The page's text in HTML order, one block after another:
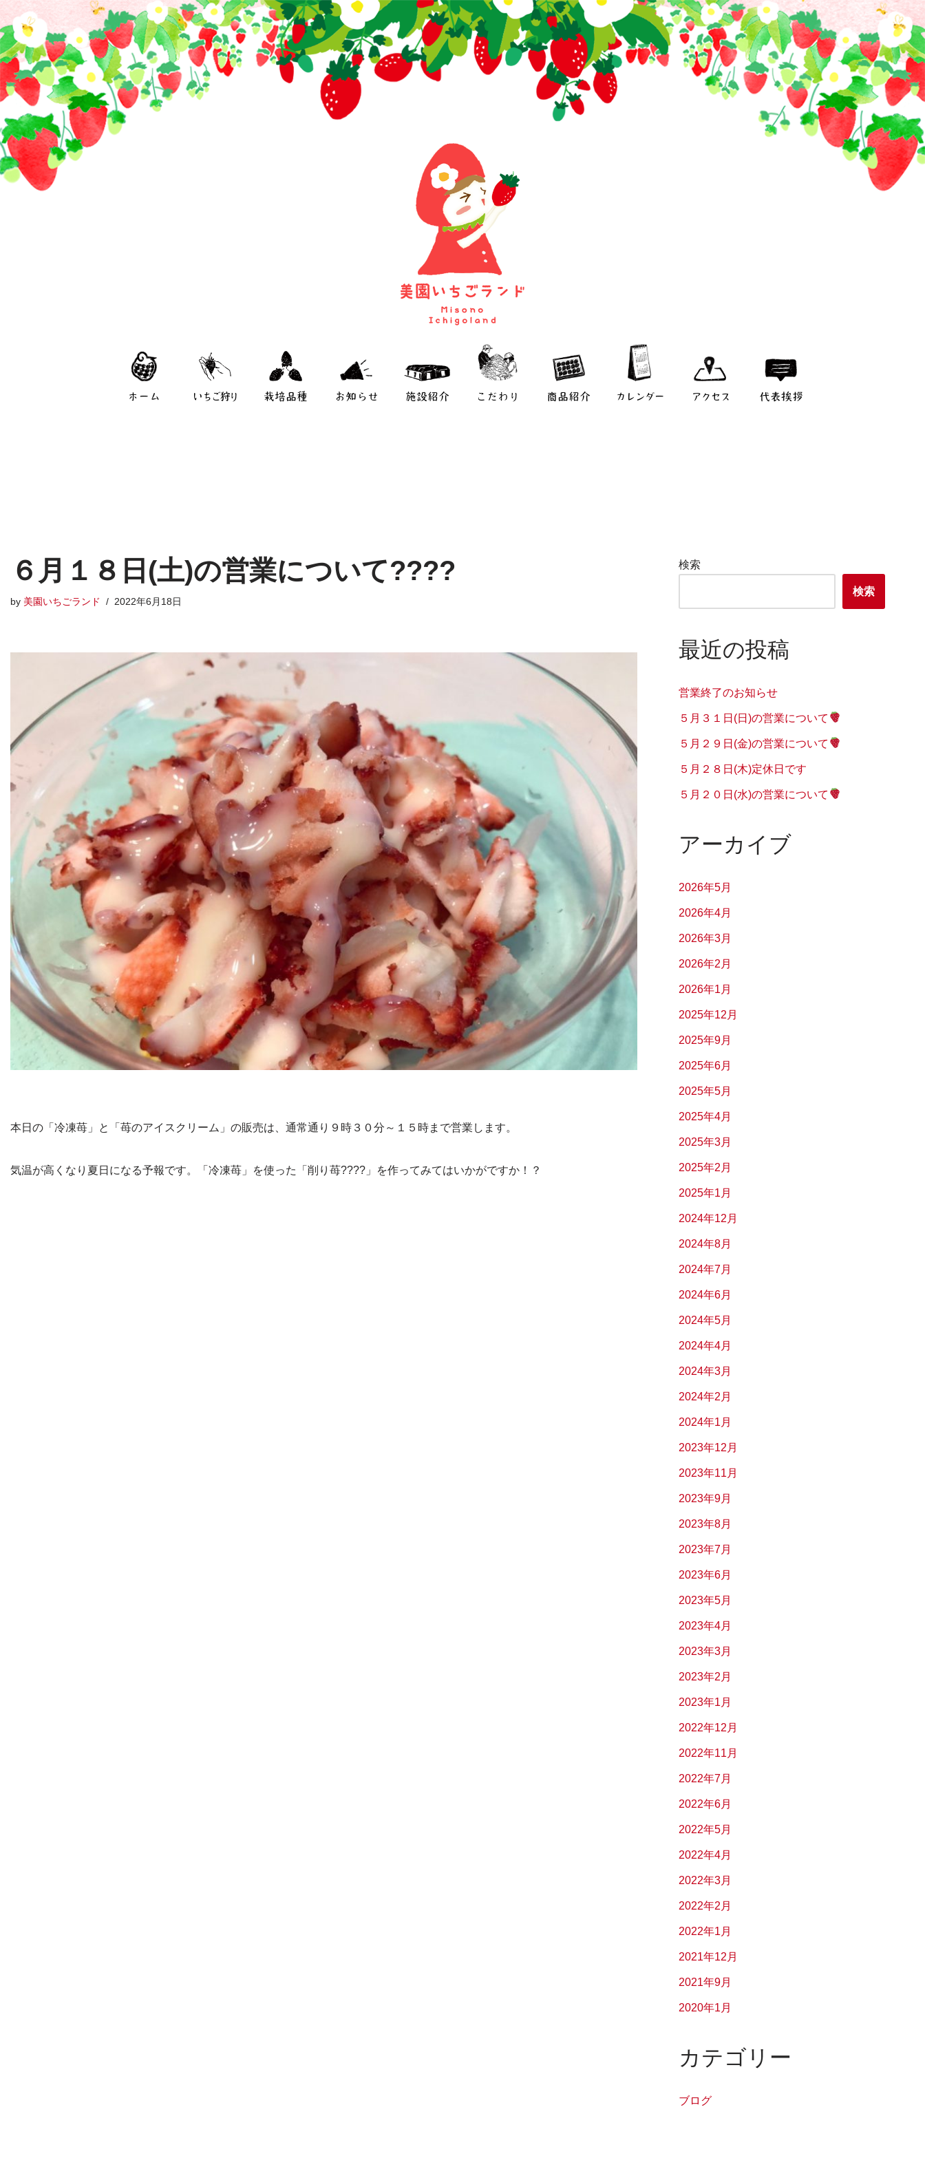
コ
ン
テ
ン
へ
ス
キ
ッ
ホーム いちご狩り 栽培品種 お知らせ 施設紹介 こだわり 商品紹介 カレンダー アクセス 代表挨拶
６月１８日(土)の営業について????
by 美園いちごランド 2022年6月18日
本日の「冷凍苺」と「苺のアイスクリーム」の販売は、通常通り９時３０分～１５時まで営業します。
気温が高くなり夏日になる予報です。「冷凍苺」を使った「削り苺????」を作ってみてはいかがですか！？
検索
検索
最近の投稿
営業終了のお知らせ
５月３１日(日)の営業について
５月２９日(金)の営業について
５月２８日(木)定休日です
５月２０日(水)の営業について
アーカイブ
2026年5月
2026年4月
2026年3月
2026年2月
2026年1月
2025年12月
2025年9月
2025年6月
2025年5月
2025年4月
2025年3月
2025年2月
2025年1月
2024年12月
2024年8月
2024年7月
2024年6月
2024年5月
2024年4月
2024年3月
2024年2月
2024年1月
2023年12月
2023年11月
2023年9月
2023年8月
2023年7月
2023年6月
2023年5月
2023年4月
2023年3月
2023年2月
2023年1月
2022年12月
2022年11月
2022年7月
2022年6月
2022年5月
2022年4月
2022年3月
2022年2月
2022年1月
2021年12月
2021年9月
2020年1月
カテゴリー
ブログ